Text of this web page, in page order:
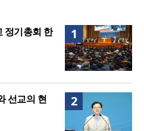
정책을 중단하라”
부족… 정신질환 평생유병률
확충 과제
1
정기총회 한
2
선교의 현